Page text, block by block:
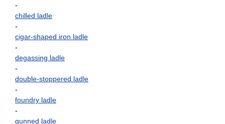
-
chilled ladle
-
cigar-shaped iron ladle
-
degassing ladle
-
double-stoppered ladle
-
foundry ladle
-
gunned ladle